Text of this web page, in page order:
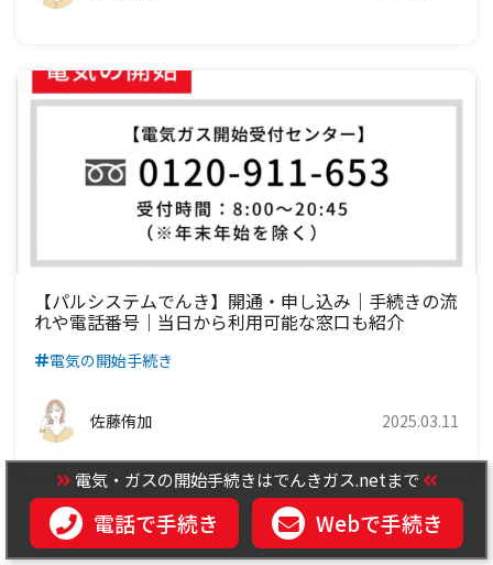
【パルシステムでんき】開通・申し込み｜手続きの流
れや電話番号｜当日から利用可能な窓口も紹介
電気の開始手続き
佐藤侑加 2025.03.11
電気・ガスの開始手続きはでんきガス.netまで
電話で手続き Webで手続き